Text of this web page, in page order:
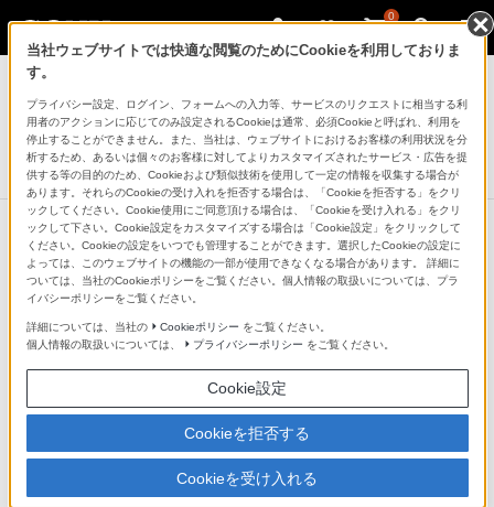
0
テレビ ブラビア
4K液晶テレビ
X8000Eシリーズ
DISCONTINUED 生産完了
当社ウェブサイトでは快適な閲覧のためにCookieを利用しておりま
す。
プライバシー設定、ログイン、フォームへの入力等、サービスのリクエストに相当する利
用者のアクションに応じてのみ設定されるCookieは通常、必須Cookieと呼ばれ、利用を
停止することができません。また、当社は、ウェブサイトにおけるお客様の利用状況を分
析するため、あるいは個々のお客様に対してよりカスタマイズされたサービス・広告を提
供する等の目的のため、Cookieおよび類似技術を使用して一定の情報を収集する場合が
あります。それらのCookieの受け入れを拒否する場合は、「Cookieを拒否する」をクリ
ックしてください。Cookie使用にご同意頂ける場合は、「Cookieを受け入れる」をクリ
ックして下さい。Cookie設定をカスタマイズする場合は「Cookie設定」をクリックして
ください。Cookieの設定をいつでも管理することができます。選択したCookieの設定に
よっては、このウェブサイトの機能の一部が使用できなくなる場合があります。 詳細に
ついては、当社のCookieポリシーをご覧ください。個人情報の取扱いについては、プラ
イバシーポリシーをご覧ください。
詳細については、当社の Cookieポリシー をご覧ください。
個人情報の取扱いについては、
プライバシーポリシー をご覧ください。
Cookie設定
Cookieを拒否する
Cookieを受け入れる